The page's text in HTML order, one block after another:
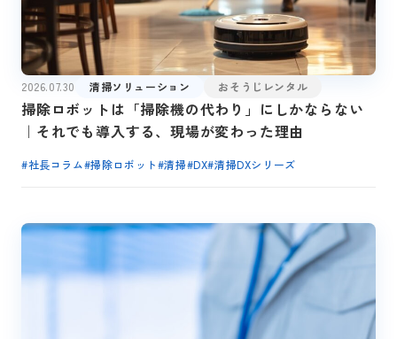
2026.07.30 清掃ソリューション おそうじレンタル
掃除ロボットは「掃除機の代わり」にしかならない
｜それでも導入する、現場が変わった理由
#社長コラム#掃除ロボット#清掃#DX#清掃DXシリーズ